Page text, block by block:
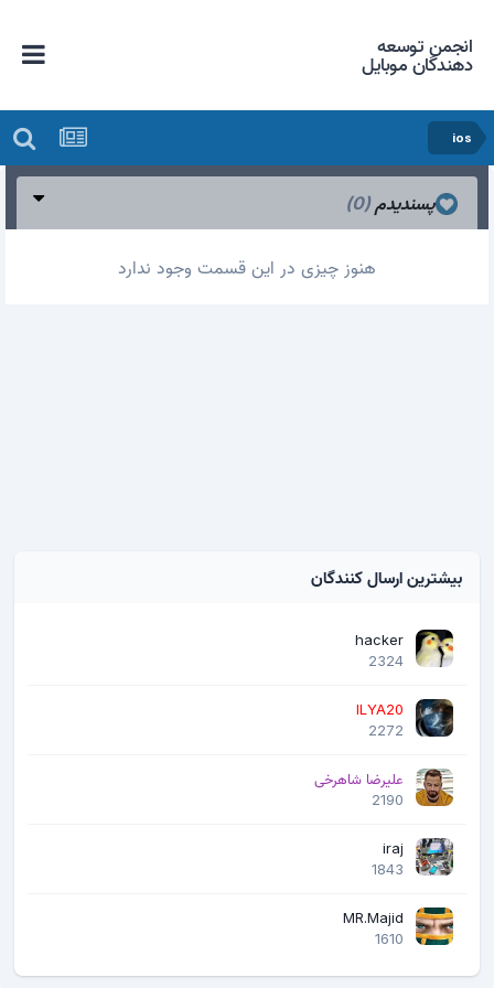
انجمن توسعه
دهندگان موبایل
ios
پسندیدم(0)
هنوز چیزی در این قسمت وجود ندارد
بیشترین ارسال کنندگان
hacker
2324
ILYA20
2272
علیرضا شاهرخی
2190
iraj
1843
MR.Majid
1610